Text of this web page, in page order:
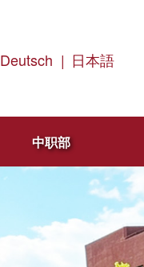
Deutsch | 日本語
中职部